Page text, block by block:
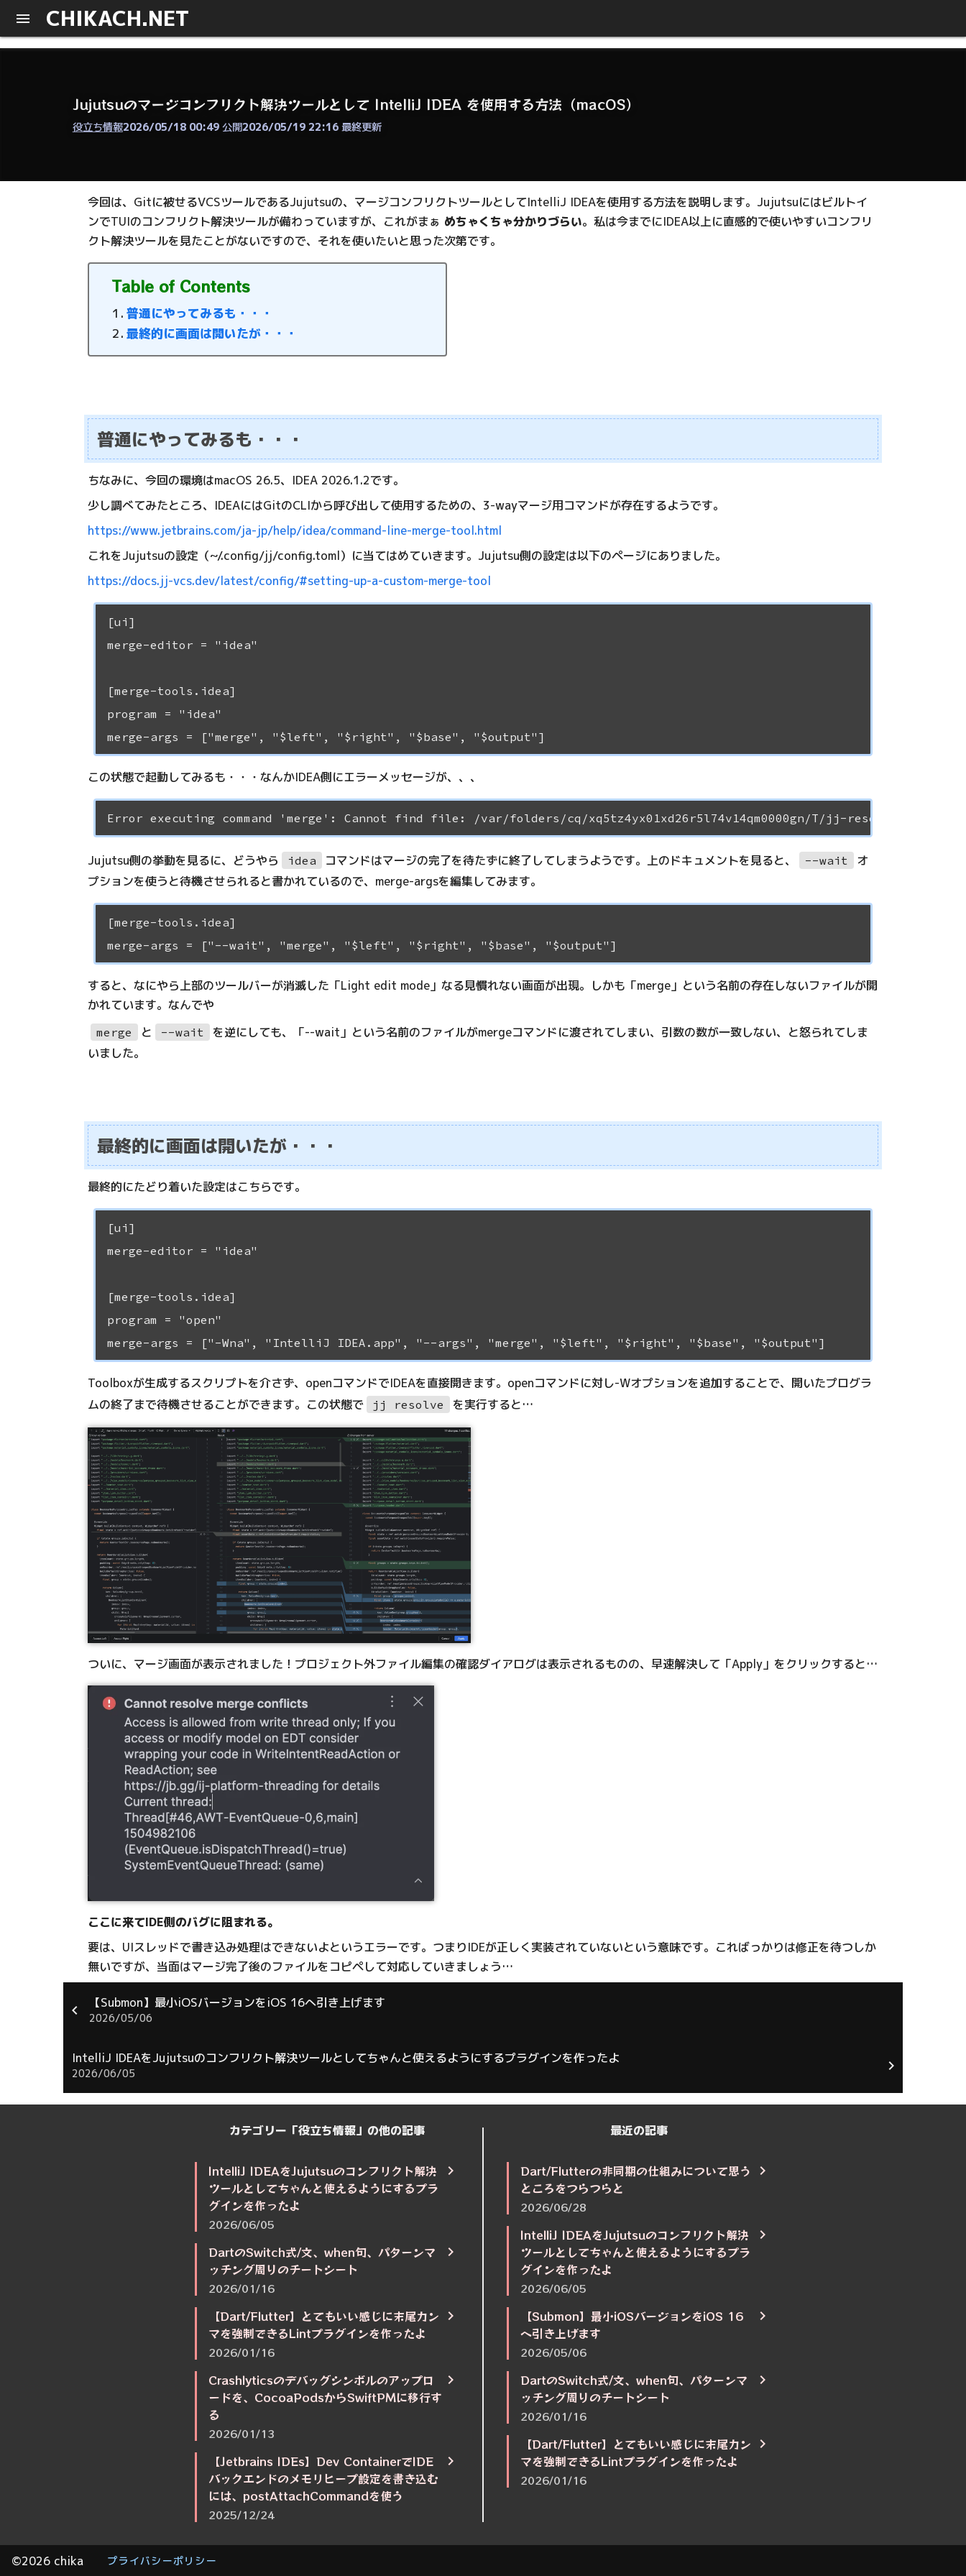
CHIKACH.NET
Jujutsuのマージコンフリクト解決ツールとして IntelliJ IDEA を使用する方法（macOS）
役立ち情報2026/05/18 00:49 公開2026/05/19 22:16 最終更新
今回は、Gitに被せるVCSツールであるJujutsuの、マージコンフリクトツールとしてIntelliJ IDEAを使用する方法を説明します。Jujutsuにはビルトイ
ンでTUIのコンフリクト解決ツールが備わっていますが、これがまぁ めちゃくちゃ分かりづらい。私は今までにIDEA以上に直感的で使いやすいコンフリ
クト解決ツールを見たことがないですので、それを使いたいと思った次第です。
Table of Contents
普通にやってみるも・・・
最終的に画面は開いたが・・・
普通にやってみるも・・・
ちなみに、今回の環境はmacOS 26.5、IDEA 2026.1.2です。
少し調べてみたところ、IDEAにはGitのCLIから呼び出して使用するための、3-wayマージ用コマンドが存在するようです。
https://www.jetbrains.com/ja-jp/help/idea/command-line-merge-tool.html
これをJujutsuの設定（~/.config/jj/config.toml）に当てはめていきます。Jujutsu側の設定は以下のページにありました。
https://docs.jj-vcs.dev/latest/config/#setting-up-a-custom-merge-tool
[ui]
merge-editor = "idea"
[merge-tools.idea]
program = "idea"
この状態で起動してみるも・・・なんかIDEA側にエラーメッセージが、、、
Jujutsu側の挙動を見るに、どうやら idea コマンドはマージの完了を待たずに終了してしまうようです。上のドキュメントを見ると、 --wait
オ
プションを使うと待機させられると書かれているので、merge-argsを編集してみます。
[merge-tools.idea]
すると、なにやら上部のツールバーが消滅した「Light edit mode」なる見慣れない画面が出現。しかも「merge」という名前の存在しないファイルが開
かれています。なんでや
merge と --wait
を逆にしても、「--wait」という名前のファイルがmergeコマンドに渡されてしまい、引数の数が一致しない、と怒られてしま
いました。
最終的に画面は開いたが・・・
最終的にたどり着いた設定はこちらです。
[ui]
merge-editor = "idea"
[merge-tools.idea]
program = "open"
Toolboxが生成するスクリプトを介さず、openコマンドでIDEAを直接開きます。openコマンドに対し-Wオプションを追加することで、開いたプログラ
ムの終了まで待機させることができます。この状態で
jj resolve を実行すると…
ついに、マージ画面が表示されました！プロジェクト外ファイル編集の確認ダイアログは表示されるものの、早速解決して「Apply」をクリックすると…
ここに来てIDE側のバグに阻まれる。
要は、UIスレッドで書き込み処理はできないよというエラーです。つまりIDEが正しく実装されていないという意味です。こればっかりは修正を待つしか
無いですが、当面はマージ完了後のファイルをコピペして対応していきましょう…
【Submon】最小iOSバージョンをiOS 16へ引き上げます
2026/05/06
IntelliJ IDEAをJujutsuのコンフリクト解決ツールとしてちゃんと使えるようにするプラグインを作ったよ
2026/06/05
カテゴリー「役立ち情報」の他の記事
IntelliJ IDEAをJujutsuのコンフリクト解決
ツールとしてちゃんと使えるようにするプラ
グインを作ったよ
2026/06/05
DartのSwitch式/文、when句、パターンマ
ッチング周りのチートシート
2026/01/16
【Dart/Flutter】とてもいい感じに末尾カン
マを強制できるLintプラグインを作ったよ
2026/01/16
Crashlyticsのデバッグシンボルのアップロ
ードを、CocoaPodsからSwiftPMに移行す
る
2026/01/13
【Jetbrains IDEs】Dev ContainerでIDE
バックエンドのメモリヒープ設定を書き込む
には、postAttachCommandを使う
2025/12/24
最近の記事
Dart/Flutterの非同期の仕組みについて思う
ところをつらつらと
2026/06/28
IntelliJ IDEAをJujutsuのコンフリクト解決
ツールとしてちゃんと使えるようにするプラ
グインを作ったよ
2026/06/05
【Submon】最小iOSバージョンをiOS 16
へ引き上げます
2026/05/06
DartのSwitch式/文、when句、パターンマ
ッチング周りのチートシート
2026/01/16
【Dart/Flutter】とてもいい感じに末尾カン
マを強制できるLintプラグインを作ったよ
2026/01/16
©2026 chika プライバシーポリシー